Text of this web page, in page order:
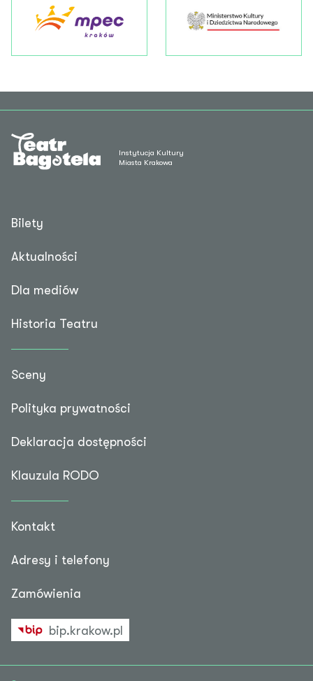
Instytucja Kultury
Miasta Krakowa
Bilety
Aktualności
Dla mediów
Historia Teatru
Sceny
Polityka prywatności
Deklaracja dostępności
Klauzula RODO
Kontakt
Adresy i telefony
Zamówienia
bip.krakow.pl